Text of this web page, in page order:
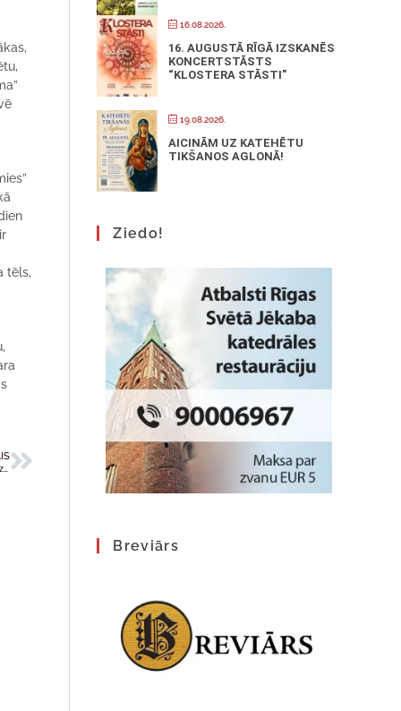
tēls,
Svētā tēva uzruna, tiekoties ar dažādu konfesiju jauniešiem Sv. Karola luterāņu baznīcā Tallinā, 2018. gada 25. septembrī
16.08.2026.
16. AUGUSTĀ RĪGĀ IZSKANĒS
KONCERTSTĀSTS
“KLOSTERA STĀSTI”
19.08.2026.
AICINĀM UZ KATEHĒTU
TIKŠANOS AGLONĀ!
Ziedo!
Breviārs